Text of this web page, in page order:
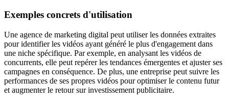
Exemples concrets d'utilisation
Une agence de marketing digital peut utiliser les données extraites
pour identifier les vidéos ayant généré le plus d'engagement dans
une niche spécifique. Par exemple, en analysant les vidéos de
concurrents, elle peut repérer les tendances émergentes et ajuster ses
campagnes en conséquence. De plus, une entreprise peut suivre les
performances de ses propres vidéos pour optimiser le contenu futur
et augmenter le retour sur investissement publicitaire.